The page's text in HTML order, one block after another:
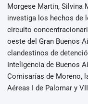
Morgese Martin, Silvina
investiga los hechos de
circuito
oeste del Gran Buenos
clandestinos de
Inteligencia de Buenos
Comisarías de Moreno,
Aéreas I de Palomar y